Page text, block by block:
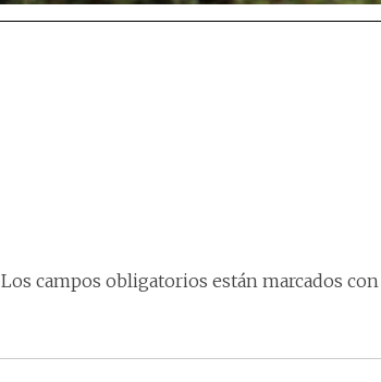
Los campos obligatorios están marcados con